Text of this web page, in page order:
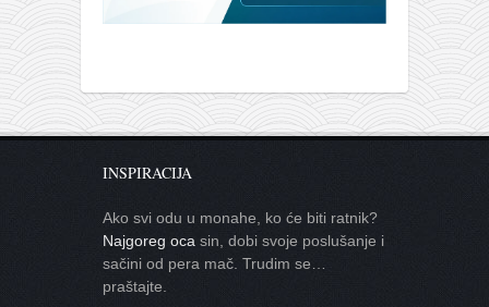
INSPIRACIJA
Ako svi odu u monahe, ko će biti ratnik?
Najgoreg oca sin, dobi svoje poslušanje i
sačini od pera mač. Trudim se…
praštajte.